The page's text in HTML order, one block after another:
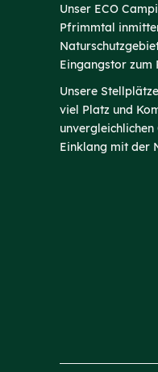
Unser ECO
Pfrimmtal
Eingangstor zum
Unsere
viel Platz und
Einklang mit der